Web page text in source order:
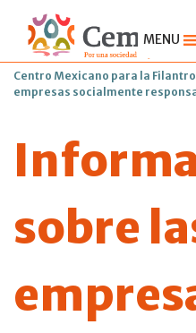
MENU
Centro Mexicano para la
empresas socialmente
sobre